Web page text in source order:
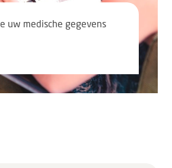
uw medische gegevens